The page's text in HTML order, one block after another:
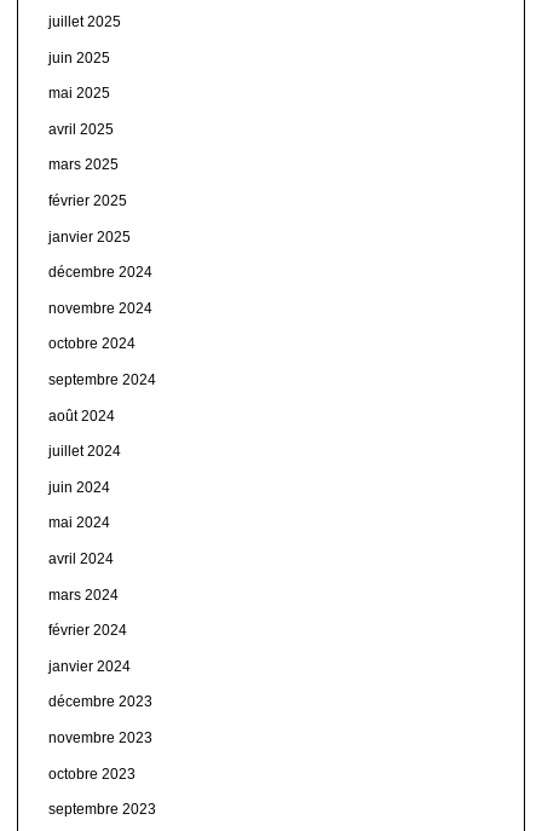
juillet 2025
juin 2025
mai 2025
avril 2025
mars 2025
février 2025
janvier 2025
décembre 2024
novembre 2024
octobre 2024
septembre 2024
août 2024
juillet 2024
juin 2024
mai 2024
avril 2024
mars 2024
février 2024
janvier 2024
décembre 2023
novembre 2023
octobre 2023
septembre 2023